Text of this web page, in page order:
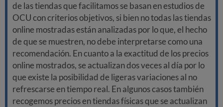
de las tiendas que facilitamos se basan en estudios de
OCU con criterios objetivos, si bien no todas las tiendas
online mostradas están analizadas por lo que, el hecho
de que se muestren, no debe interpretarse como una
recomendación. En cuanto a la exactitud de los precios
online mostrados, se actualizan dos veces al día por lo
que existe la posibilidad de ligeras variaciones al no
refrescarse en tiempo real. En algunos casos también
recogemos precios en tiendas físicas que se actualizan